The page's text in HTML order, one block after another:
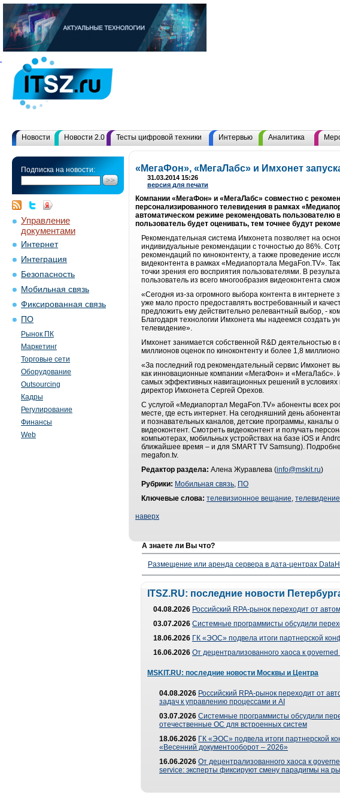
Новости Новости 2.0 Тесты цифровой техники Интервью Аналитика
Подписка на новости:
Управление
документами
Интернет
Интеграция
Безопасность
Мобильная связь
Фиксированная связь
ПО
Рынок ПК
Маркетинг
Торговые сети
Оборудование
Outsourcing
Кадры
Регулирование
Финансы
Web
«МегаФон», «МегаЛабс» и Имхонет
31.03.2014 15:26
версия для печати
Компании «МегаФон» и «МегаЛабс» совместно с
персонализированного телевидения в рамках
автоматическом режиме рекомендовать пользователю
пользователь будет оценивать, тем точнее будут
Рекомендательная система Имхонета позволяет на
индивидуальные рекомендации с точностью до 86%.
рекомендаций по киноконтенту, а также проведение
видеконтента в рамках «Медиапортала MegaFon.TV».
точки зрения его восприятия пользователями. В
пользователь из всего многообразия видеоконтента
«Сегодня из-за огромного выбора контента в
уже мало просто предоставлять востребованный и
предложить ему действительно релевантный выбор, -
Благодаря технологии Имхонета мы надеемся создать
телевидение».
Имхонет занимается собственной R&D деятельностью
миллионов оценок по киноконтенту и более 1,8
«За последний год рекомендательный сервис Имхонет
как инновационные компании «МегаФон» и «МегаЛабс».
самых эффективных навигационных решений в
директор Имхонета Сергей Орехов.
С услугой «Медиапортал MegaFon.TV» абоненты всех
месте, где есть интернет. На сегодняшний день
и познавательных каналов, детские программы, каналы
видеоконтент. Смотреть видеоконтент и получать
компьютерах, мобильных устройствах на базе iOS и
ближайшее время – и для SMART TV Samsung).
megafon.tv.
Редактор раздела: Алена Журавлева (info@mskit.ru)
Рубрики: Мобильная связь, ПО
Ключевые слова: телевизионное вещание, телевидение
наверх
А знаете ли Вы что?
Размещение или аренда сервера в дата-центрах
ITSZ.RU: последние новости
04.08.2026 Российский RPA-рынок переходит от
03.07.2026 Системные программисты обсудили
18.06.2026 ГК «ЭОС» подвела итоги партнерской
16.06.2026 От децентрализованного хаоса к
MSKIT.RU: последние новости Москвы и Центра
04.08.2026 Российский RPA-рынок переходит от
задач к управлению процессами и AI
03.07.2026 Системные программисты обсудили
отечественные ОС для встроенных систем
18.06.2026 ГК «ЭОС» подвела итоги партнерской
«Весенний документооборот – 2026»
16.06.2026 От децентрализованного хаоса к
service: эксперты фиксируют смену парадигмы на